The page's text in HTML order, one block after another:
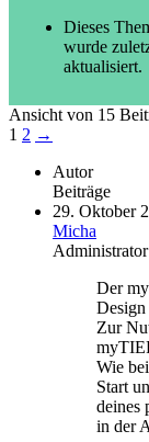
Dieses
wurde
aktualisiert.
Ansicht von 15
1 2 →
Autor
Beiträge
29. Oktober
Micha
Administrator
Der
Design
Zur
Wie
Start
deines
in der